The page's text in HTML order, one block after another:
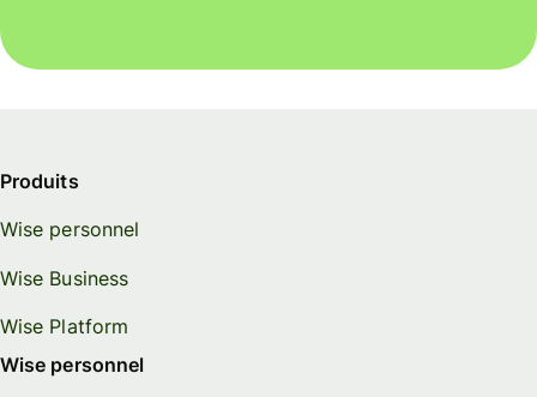
Produits
Wise personnel
Wise Business
Wise Platform
Wise personnel